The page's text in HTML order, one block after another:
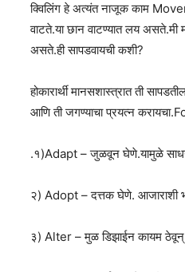
क्विलिंग हे अत्यंत नाजूक काम
वाटते.या छान वाटण्यात लय असते.मी
असते.ही सापडवायची कशी?
होकारार्थी मानसशास्त्रात ती
आणि ती जगण्याचा प्रयत्न
.१)Adapt – जुळवून घेणे.यामुळे
२) Adopt – दत्तक घेणे. आजाराशी
३) Alter – मुळ डिझाईन कायम ठेवून्